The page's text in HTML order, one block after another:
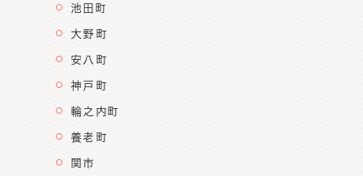
池田町
大野町
安八町
神戸町
輪之内町
養老町
関市